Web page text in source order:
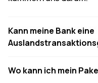
Kann meine Bank eine
Wo kann ich mein